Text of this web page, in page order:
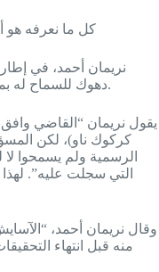
كل ما نعرفه هو
نريمان أحمد، في
دهوك للسماح له بمواجهة سليمان أحمد وتسلم القضية كمحام.
يقول نريمان “القاضي
كركوك ناو)، لكن
الرسمية ولم يسمحوا
التي سجلت عليه”.
وقال نريمان أحمد،
منه قبل انتهاء